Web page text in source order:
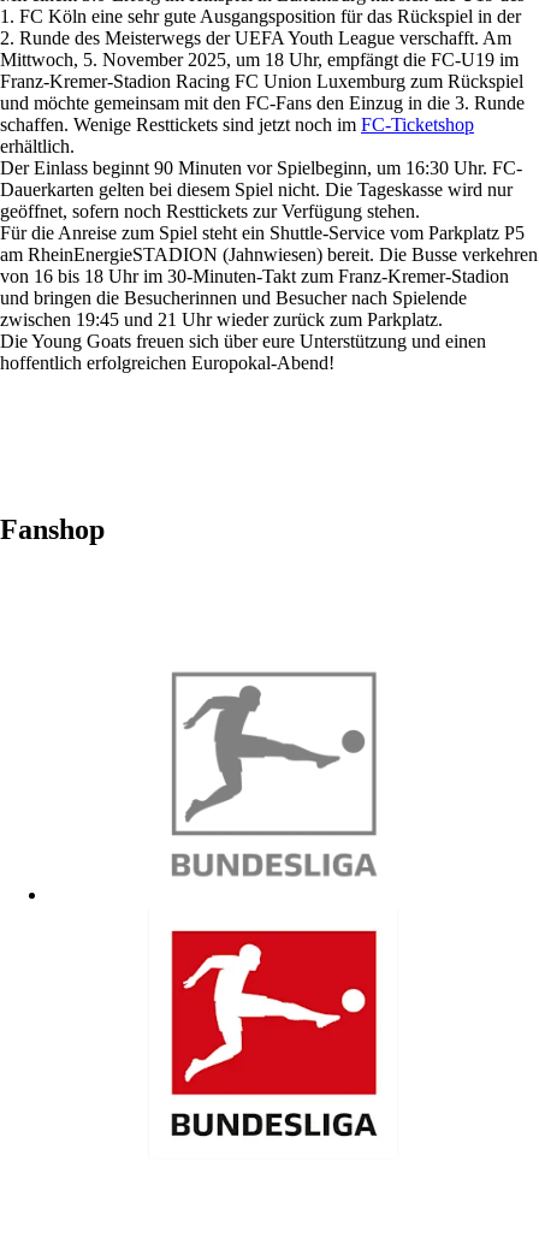
1. FC Köln eine sehr gute Ausgangsposition für das Rückspiel in der
2. Runde des Meisterwegs der UEFA Youth League verschafft. Am
Mittwoch, 5. November 2025, um 18 Uhr, empfängt die FC-U19 im
Franz-Kremer-Stadion Racing FC Union Luxemburg zum Rückspiel
und möchte gemeinsam mit den FC-Fans den Einzug in die 3. Runde
schaffen. Wenige Resttickets sind jetzt noch im FC-Ticketshop
erhältlich.
Der Einlass beginnt 90 Minuten vor Spielbeginn, um 16:30 Uhr. FC-
Dauerkarten gelten bei diesem Spiel nicht. Die Tageskasse wird nur
geöffnet, sofern noch Resttickets zur Verfügung stehen.
Für die Anreise zum Spiel steht ein Shuttle-Service vom Parkplatz P5
am RheinEnergieSTADION (Jahnwiesen) bereit. Die Busse verkehren
von 16 bis 18 Uhr im 30-Minuten-Takt zum Franz-Kremer-Stadion
und bringen die Besucherinnen und Besucher nach Spielende
zwischen 19:45 und 21 Uhr wieder zurück zum Parkplatz.
Die Young Goats freuen sich über eure Unterstützung und einen
hoffentlich erfolgreichen Europokal-Abend!
Fanshop